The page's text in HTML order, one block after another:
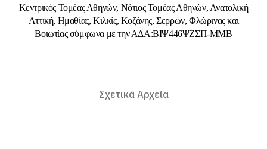
Κεντρικός Τομέας Αθηνών, Νότιος Τομέας Αθηνών, Ανατολική
Αττική, Ημαθίας, Κιλκίς, Κοζάνης, Σερρών, Φλώρινας και
Βοιωτίας σύμφωνα με την ΑΔA:ΒΙΨ446ΨΖΣΠ-ΜΜΒ
Σχετικά Αρχεία